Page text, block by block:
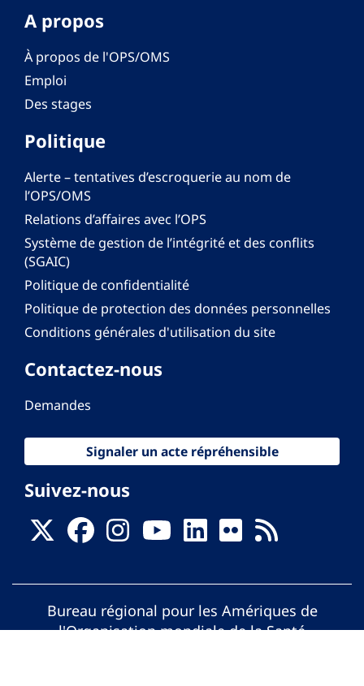
A propos
À propos de l'OPS/OMS
Emploi
Des stages
Politique
Alerte – tentatives d’escroquerie au nom de
l’OPS/OMS
Relations d’affaires avec l’OPS
Système de gestion de l’intégrité et des conflits
(SGAIC)
Politique de confidentialité
Politique de protection des données personnelles
Conditions générales d'utilisation du site
Contactez-nous
Demandes
Signaler un acte répréhensible
Suivez-nous
Bureau régional pour les Amériques de
l'Organisation mondiale de la Santé